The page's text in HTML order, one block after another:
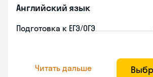
Английский язык
Подготовка к ЕГЭ/ОГЭ
Читать дальше